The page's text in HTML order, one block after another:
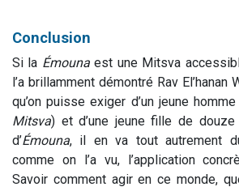
Conclusion
Si la Émounaest une Mitsva
l’a brillamment démontré Rav El’hanan
qu’on puisse exiger d’un jeune
Mitsva) et d’une jeune fille de
d’Émouna, il en va tout autrement
comme on l’a vu, l’application
Savoir comment agir en ce monde,